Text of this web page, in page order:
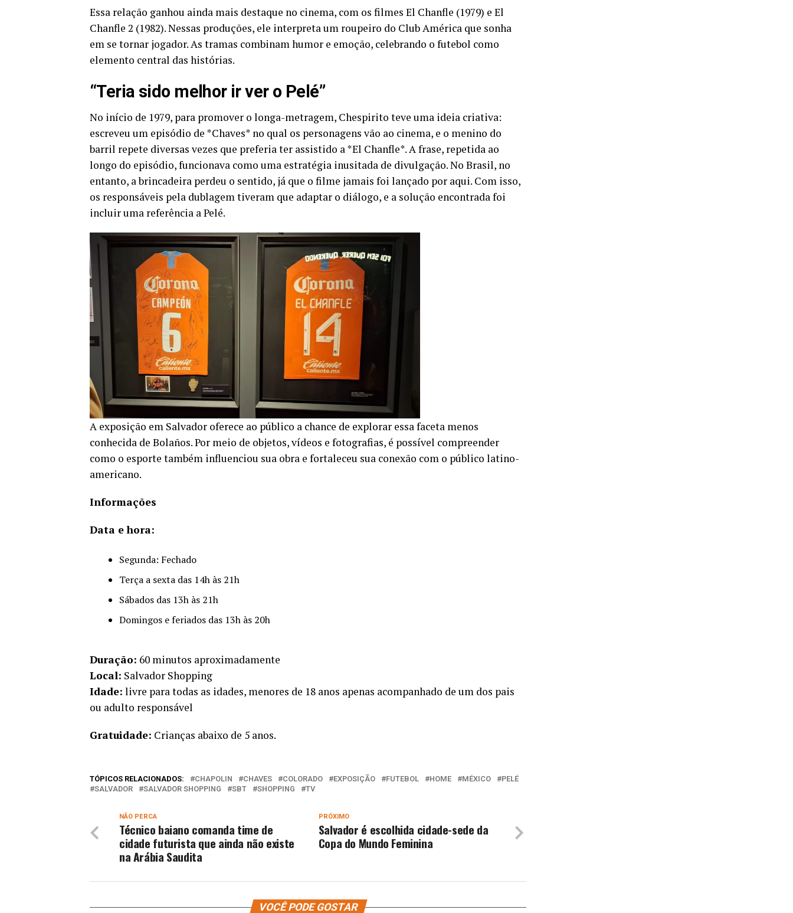
Essa relação ganhou ainda mais destaque no cinema, com os filmes El Chanfle (1979) e El
Chanfle 2 (1982). Nessas produções, ele interpreta um roupeiro do Club América que sonha
em se tornar jogador. As tramas combinam humor e emoção, celebrando o futebol como
elemento central das histórias.
“Teria sido melhor ir ver o Pelé”
No início de 1979, para promover o longa-metragem, Chespirito teve uma ideia criativa:
escreveu um episódio de *Chaves* no qual os personagens vão ao cinema, e o menino do
barril repete diversas vezes que preferia ter assistido a *El Chanfle*. A frase, repetida ao
longo do episódio, funcionava como uma estratégia inusitada de divulgação. No Brasil, no
entanto, a brincadeira perdeu o sentido, já que o filme jamais foi lançado por aqui. Com isso,
os responsáveis pela dublagem tiveram que adaptar o diálogo, e a solução encontrada foi
incluir uma referência a Pelé.
A exposição em Salvador oferece ao público a chance de explorar essa faceta menos
conhecida de Bolaños. Por meio de objetos, vídeos e fotografias, é possível compreender
como o esporte também influenciou sua obra e fortaleceu sua conexão com o público latino-
americano.
Informações
Data e hora:
Segunda: Fechado
Terça a sexta das 14h às 21h
Sábados das 13h às 21h
Domingos e feriados das 13h às 20h
Duração: 60 minutos aproximadamente
Local: Salvador Shopping
Idade: livre para todas as idades, menores de 18 anos apenas acompanhado de um dos pais
ou adulto responsável
Gratuidade: Crianças abaixo de 5 anos.
TÓPICOS RELACIONADOS: CHAPOLIN CHAVES COLORADO EXPOSIÇÃO FUTEBOL HOME MÉXICO
PELÉ
SALVADOR
SALVADOR SHOPPING SBT SHOPPING TV
PRÓXIMO
Salvador é escolhida cidade-sede da
Copa do Mundo Feminina
NÃO PERCA
Técnico baiano comanda time de
cidade futurista que ainda não existe
na Arábia Saudita
VOCÊ PODE GOSTAR